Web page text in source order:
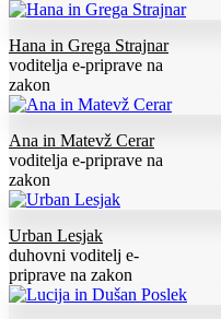
Hana in Grega Strajnar
voditelja e-priprave na
zakon
Ana in Matevž Cerar
voditelja e-priprave na
zakon
Urban Lesjak
duhovni voditelj e-
priprave na zakon